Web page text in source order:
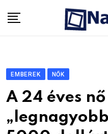
EMBEREK NŐK
A 24 éves